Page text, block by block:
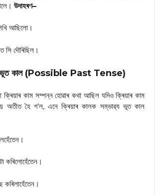
উদাহৰণ–
আছিলো।
সি দৌৰিছিল।
ভূত কাল (Possible Past Tense)
কাম সম্পন্ন হোৱাৰ কথা আছিল যদিও ক্ৰিয়াৰ কাম
অতীত হৈ গ’ল, এনে ক্ৰিয়াৰ কালক সম্ভাৱ্য ভূত কাল
কৰিলোহেঁতেন।
কৰিলাহেঁতেন।